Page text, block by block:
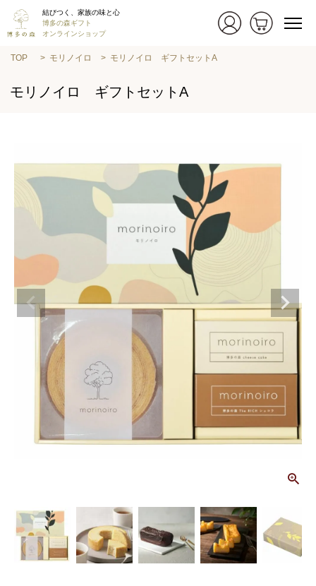
結びつく、家族の味と心
博多の森ギフト
オンラインショップ
TOP モリノイロ モリノイロ ギフトセットA
モリノイロ ギフトセットA